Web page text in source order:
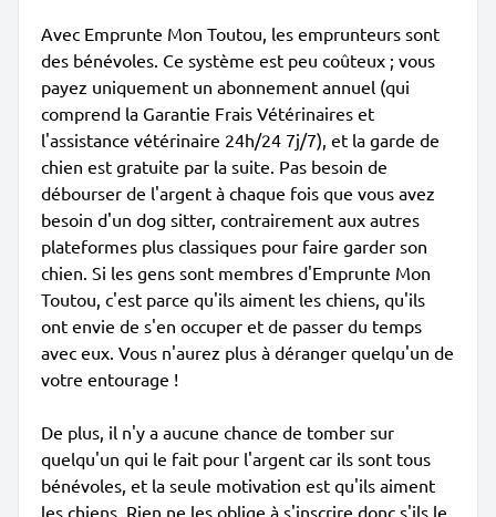
Avec Emprunte Mon Toutou, les emprunteurs sont
des bénévoles. Ce système est peu coûteux ; vous
payez uniquement un abonnement annuel (qui
comprend la Garantie Frais Vétérinaires et
l'assistance vétérinaire 24h/24 7j/7), et la garde de
chien est gratuite par la suite. Pas besoin de
débourser de l'argent à chaque fois que vous avez
besoin d'un dog sitter, contrairement aux autres
plateformes plus classiques pour faire garder son
chien. Si les gens sont membres d'Emprunte Mon
Toutou, c'est parce qu'ils aiment les chiens, qu'ils
ont envie de s'en occuper et de passer du temps
avec eux. Vous n'aurez plus à déranger quelqu'un de
votre entourage !
De plus, il n'y a aucune chance de tomber sur
quelqu'un qui le fait pour l'argent car ils sont tous
bénévoles, et la seule motivation est qu'ils aiment
les chiens. Rien ne les oblige à s'inscrire donc s'ils le